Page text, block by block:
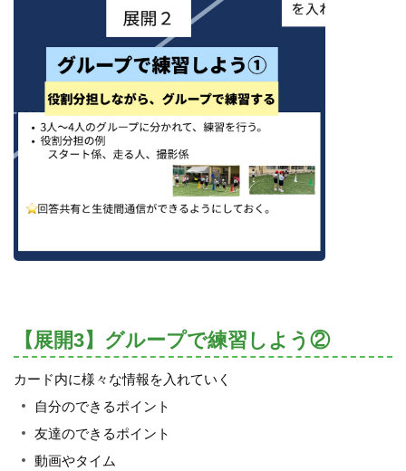
【展開3】グループで練習しよう②
カード内に様々な情報を入れていく
自分のできるポイント
友達のできるポイント
動画やタイム